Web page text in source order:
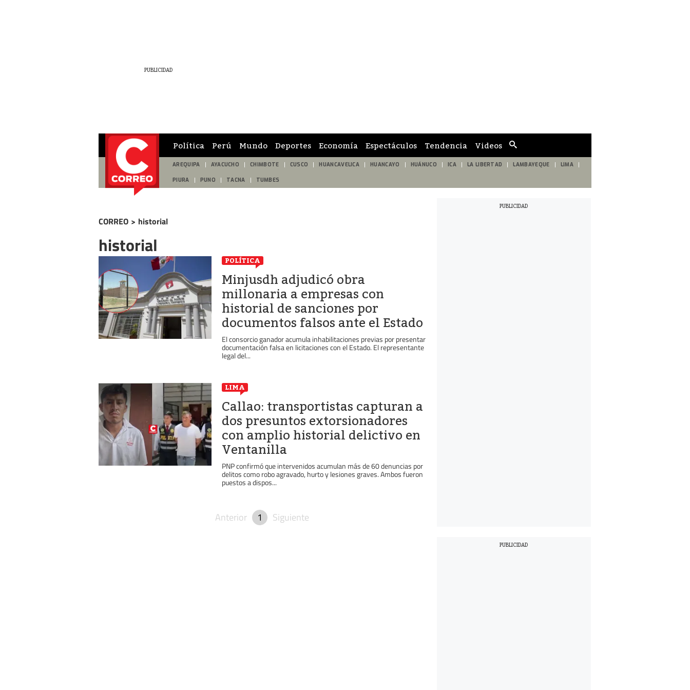
de
búsqueda
Política Perú Mundo Deportes Economía Espectáculos Tendencia Videos
AREQUIPA AYACUCHO CHIMBOTE CUSCO HUANCAVELICA HUANCAYO HUÁNUCO ICA LA LIBERTAD LAMBAYEQUE LIMA
PIURA PUNO TACNA TUMBES
CORREO > historial
historial
POLÍTICA
Minjusdh adjudicó obra
millonaria a empresas con
historial de sanciones por
documentos falsos ante el Estado
El consorcio ganador acumula inhabilitaciones previas por presentar
documentación falsa en licitaciones con el Estado. El representante
legal del...
LIMA
Callao: transportistas capturan a
dos presuntos extorsionadores
con amplio historial delictivo en
Ventanilla
PNP confirmó que intervenidos acumulan más de 60 denuncias por
delitos como robo agravado, hurto y lesiones graves. Ambos fueron
puestos a dispos...
Anterior 1 Siguiente